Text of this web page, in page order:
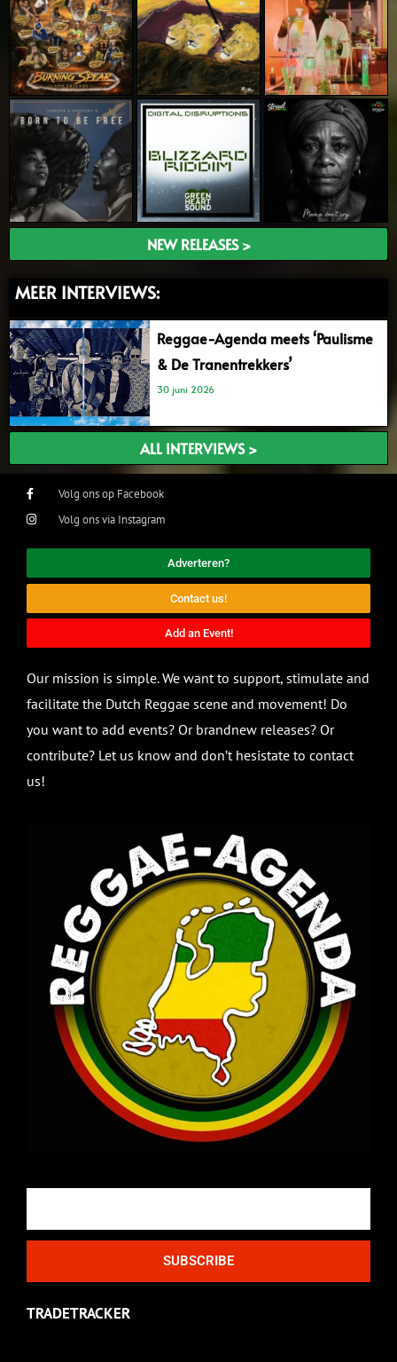
NEW RELEASES >
MEER INTERVIEWS:
Reggae-Agenda meets ‘Paulisme
& De Tranentrekkers’
30 juni 2026
ALL INTERVIEWS >
Volg ons op Facebook
Volg ons via Instagram
Adverteren?
Contact us!
Add an Event!
Our mission is simple. We want to support, stimulate and
facilitate the Dutch Reggae scene and movement! Do
you want to add events? Or brandnew releases? Or
contribute? Let us know and don’t hesistate to contact
us!
SUBSCRIBE
TRADETRACKER